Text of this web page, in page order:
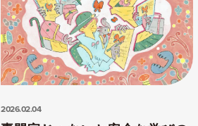
2026.02.04